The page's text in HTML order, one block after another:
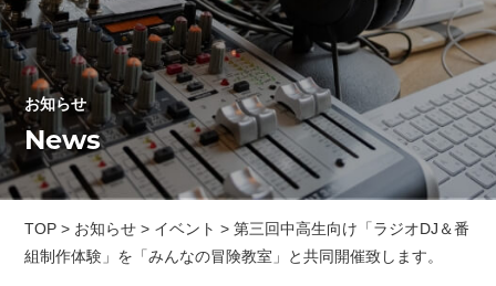
お知らせ
News
TOP > お知らせ > イベント >第三回中高生向け「ラジオDJ＆番
組制作体験」を「みんなの冒険教室」と共同開催致します。